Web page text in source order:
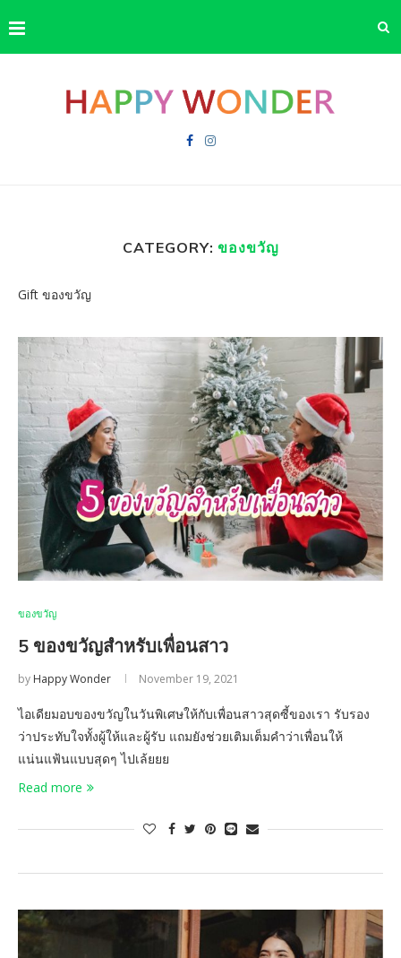
CATEGORY: ของขวัญ
Gift ของขวัญ
ของขวัญ
5 ของขวัญสำหรับเพื่อนสาว
by Happy Wonder November 19, 2021
ไอเดียมอบของขวัญในวันพิเศษให้กับเพื่อนสาวสุดซี้ของเรา รับรอง
ว่าประทับใจทั้งผู้ให้และผู้รับ แถมยังช่วยเติมเต็มคำว่าเพื่อนให้
แน่นแฟ้นแบบสุดๆ ไปเล้ยยย
Read more